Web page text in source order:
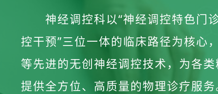
神经调控科以“神经调控特色门
控干预”三位一体的临床路径为核心
等先进的无创神经调控技术，为各
提供全方位、高质量的物理诊疗服